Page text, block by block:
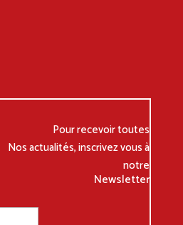
Pour recevoir toutes
Nos actualités, inscrivez vous à
notre
Newsletter